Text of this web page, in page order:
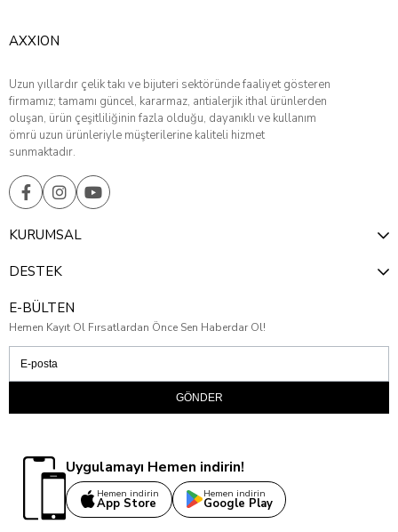
AXXION
Uzun yıllardır çelik takı ve bijuteri sektöründe faaliyet gösteren
firmamız; tamamı güncel, kararmaz, antialerjik ithal ürünlerden
oluşan, ürün çeşitliliğinin fazla olduğu, dayanıklı ve kullanım
ömrü uzun ürünleriyle müşterilerine kaliteli hizmet
sunmaktadır.
KURUMSAL
DESTEK
E-BÜLTEN
Hemen Kayıt Ol Fırsatlardan Önce Sen Haberdar Ol!
GÖNDER
Uygulamayı Hemen indirin!
Hemen indirin
App Store
Hemen indirin
Google Play